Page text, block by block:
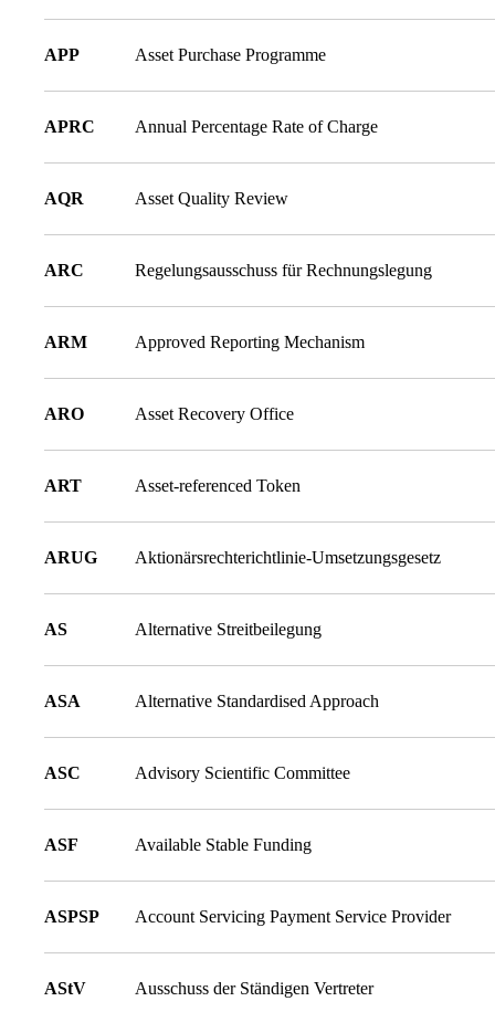
APP Asset Purchase Programme
APRC Annual Percentage Rate of Charge
AQR Asset Quality Review
ARC Regelungsausschuss für Rechnungslegung
ARM Approved Reporting Mechanism
ARO Asset Recovery Office
ART Asset-referenced Token
ARUG Aktionärsrechterichtlinie-Umsetzungsgesetz
AS Alternative Streitbeilegung
ASA Alternative Standardised Approach
ASC Advisory Scientific Committee
ASF Available Stable Funding
ASPSP Account Servicing Payment Service Provider
AStV Ausschuss der Ständigen Vertreter